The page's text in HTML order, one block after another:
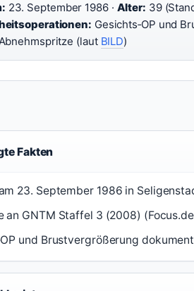
23. September 1986 · Alter: 39
Gesichts‑OP und
(laut BILD)
Fakten
23. September 1986 in
an GNTM Staffel 3 (2008)
und Brustvergrößerung